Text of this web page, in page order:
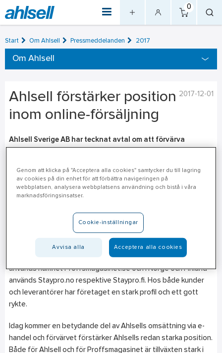
0
Start Om Ahlsell Pressmeddelanden 2017
Om Ahlsell
2017-12-01
Ahlsell förstärker position
inom online-försäljning
Ahlsell Sverige AB har tecknat avtal om att förvärva
en årlig omsättning på cirka 260 MSEK.
Proffsmagasinet är verksamma inom e-handel i Sverige, Norge
anställda arbetar som produktspecialister i kundtjänst.
Företaget erbjuder runt 17 000 artiklar från välkända
varumärken inom professionella järnvaror så som verktyg,
mätinstrument, laserinstrument och skyddskläder. I Sverige
används namnet Proffsmagasinet.se och i Norge och Finland
används Staypro.no respektive Staypro.fi. Hos både kunder
och leverantörer har företaget en stark profil och ett gott
rykte.
Idag kommer en betydande del av Ahlsells omsättning via e-
handel och förvärvet förstärker Ahlsells redan starka position.
Både för Ahlsell och för Proffsmagasinet är tillväxten stark i
Genom att klicka på "Acceptera alla cookies" samtycker du till lagring
av cookies på din enhet för att förbättra navigeringen på
webbplatsen, analysera webbplatsens användning och bistå i våra
marknadsföringsinsatser.
Cookie-inställningar
Avvisa alla Acceptera alla cookies